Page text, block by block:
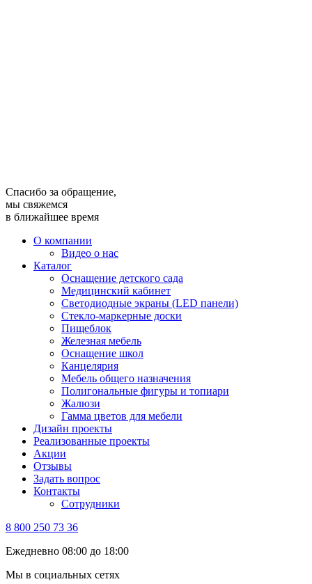
Спасибо за обращение,
мы свяжемся
в ближайшее время
О компании
Видео о нас
Каталог
Оснащение детского сада
Медицинский кабинет
Светодиодные экраны (LED панели)
Стекло-маркерные доски
Пищеблок
Железная мебель
Оснащение школ
Канцелярия
Мебель общего назначения
Полигональные фигуры и топиари
Жалюзи
Гамма цветов для мебели
Дизайн проекты
Реализованные проекты
Акции
Отзывы
Задать вопрос
Контакты
Сотрудники
8 800 250 73 36
Ежедневно 08:00 до 18:00
Мы в социальных сетях